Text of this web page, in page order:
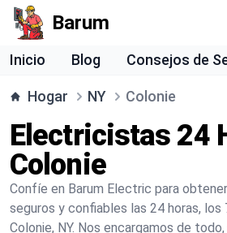
Barum
Inicio Blog Consejos de
Hogar NY Colonie
Electricistas 24
Colonie
Confíe en Barum Electric para
seguros y confiables las 24 horas, los
Colonie, NY. Nos encargamos de